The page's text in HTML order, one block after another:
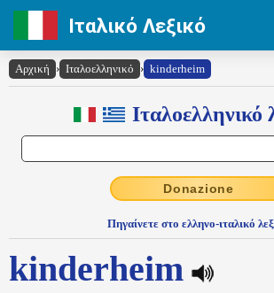
Ιταλικό Λεξικό
Αρχική › Ιταλοελληνικό › kinderheim
Ιταλοελληνικό
Donazione
Πηγαίνετε στο ελληνο-ιταλικό
kinderheim